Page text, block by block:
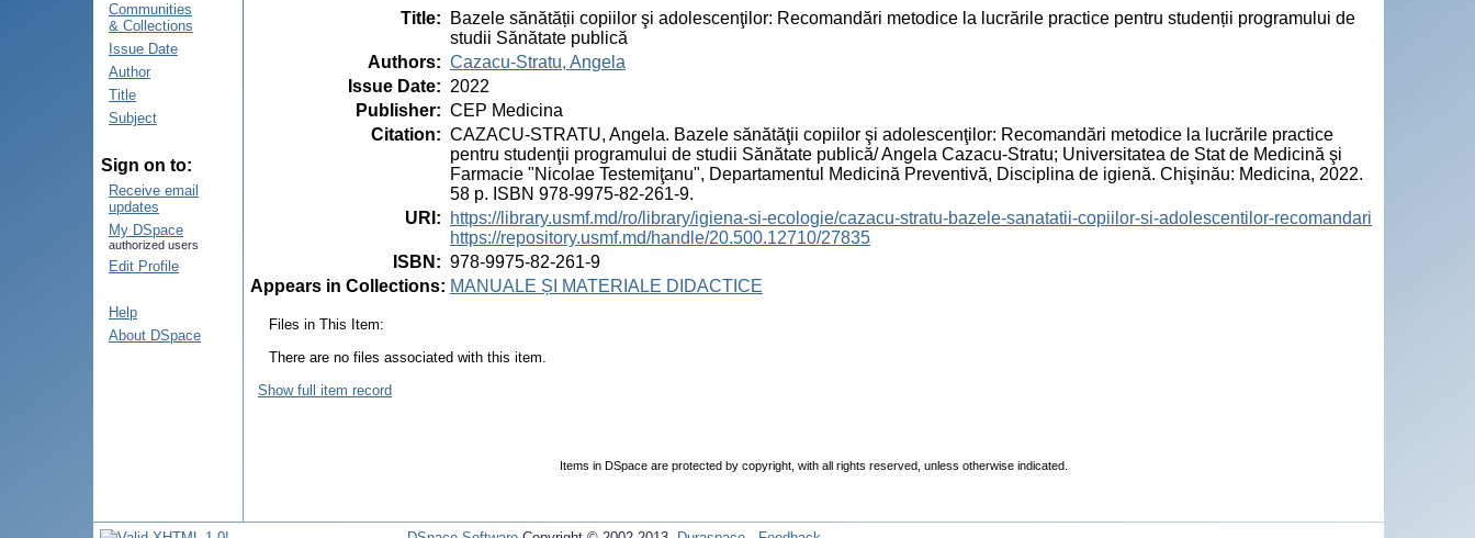
Communities
& Collections
Issue Date
Author
Title
Subject
Sign on to:
Receive email
updates
My DSpace
authorized users
Edit Profile
Help
About DSpace
Title:
Bazele sănătății copiilor şi adolescenţilor: Recomandări metodice la lucrările practice pentru studenții programului de
studii Sănătate publică
Authors: Cazacu-Stratu, Angela
Issue Date: 2022
Publisher: CEP Medicina
Citation: CAZACU-STRATU, Angela. Bazele sănătăţii copiilor şi adolescenţilor: Recomandări metodice la lucrările practice
pentru studenţii programului de studii Sănătate publică/ Angela Cazacu-Stratu; Universitatea de Stat de Medicină şi
Farmacie "Nicolae Testemiţanu", Departamentul Medicină Preventivă, Disciplina de igienă. Chişinău: Medicina, 2022.
58 p. ISBN 978-9975-82-261-9.
URI :
https://library.usmf.md/ro/library/igiena-si-ecologie/cazacu-stratu-bazele-sanatatii-copiilor-si-adolescentilor-recomandari
https://repository.usmf.md/handle/20.500.12710/27835
ISBN : 978-9975-82-261-9
Appears in Collections: MANUALE ȘI MATERIALE DIDACTICE
Files in This Item:
There are no files associated with this item.
Show full item record
Items in DSpace are protected by copyright, with all rights reserved, unless otherwise indicated.